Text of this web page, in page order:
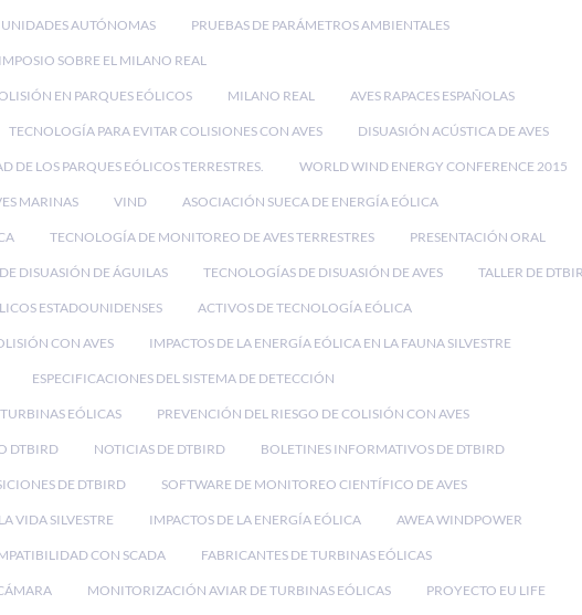
UNIDADES AUTÓNOMAS PRUEBAS DE PARÁMETROS AMBIENTALES
SOBRE EL MILANO REAL
EN PARQUES EÓLICOS MILANO REAL AVES RAPACES ESPAÑOLAS
TECNOLOGÍA PARA EVITAR COLISIONES CON AVES DISUASIÓN ACÚSTICA DE AVES
DE LOS PARQUES EÓLICOS TERRESTRES. WORLD WIND ENERGY CONFERENCE 2015
MARINAS VIND ASOCIACIÓN SUECA DE ENERGÍA EÓLICA
TECNOLOGÍA DE MONITOREO DE AVES TERRESTRES PRESENTACIÓN ORAL
DISUASIÓN DE ÁGUILAS TECNOLOGÍAS DE DISUASIÓN DE AVES TALLER DE
ESTADOUNIDENSES ACTIVOS DE TECNOLOGÍA EÓLICA
CON AVES IMPACTOS DE LA ENERGÍA EÓLICA EN LA FAUNA SILVESTRE
ESPECIFICACIONES DEL SISTEMA DE DETECCIÓN
EÓLICAS PREVENCIÓN DEL RIESGO DE COLISIÓN CON AVES
DTBIRD NOTICIAS DE DTBIRD BOLETINES INFORMATIVOS DE DTBIRD
DE DTBIRD SOFTWARE DE MONITOREO CIENTÍFICO DE AVES
VIDA SILVESTRE IMPACTOS DE LA ENERGÍA EÓLICA AWEA WINDPOWER
CON SCADA FABRICANTES DE TURBINAS EÓLICAS
MONITORIZACIÓN AVIAR DE TURBINAS EÓLICAS PROYECTO EU LIFE